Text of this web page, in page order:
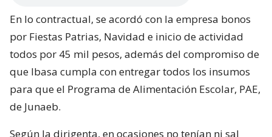
En lo contractual, se acordó con la empresa bonos
por Fiestas Patrias, Navidad e inicio de actividad
todos por 45 mil pesos, además del compromiso de
que Ibasa cumpla con entregar todos los insumos
para que el Programa de Alimentación Escolar, PAE,
de Junaeb.
Según la dirigenta, en ocasiones no tenían ni sal